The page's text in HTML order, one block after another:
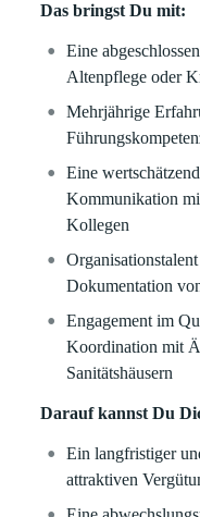
Das bringst Du mit:
Eine
Altenpflege oder
Mehrjährige
Eine
Kommunikation
Kollegen
Dokumentation
Engagement im
Koordination mit
Sanitätshäusern
Darauf kannst Du
Ein langfristiger
attraktiven